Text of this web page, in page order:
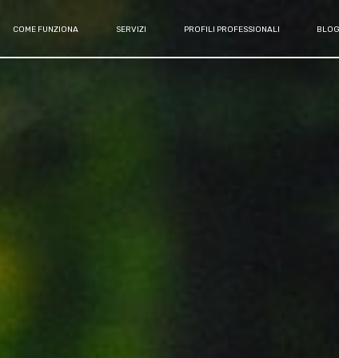
COME FUNZIONA SERVIZI PROFILI PROFESSIONALI BLOG